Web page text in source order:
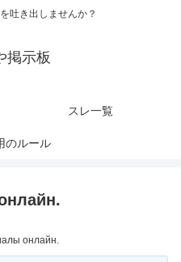
吐き出しませんか？
掲示板
スレ一覧
のルール
онлайн.